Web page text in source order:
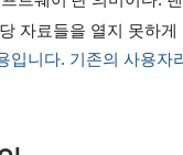
자료들을 열지 못하게
입니다. 기존의 사용